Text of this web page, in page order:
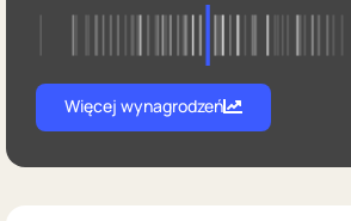
Więcej wynagrodzeń